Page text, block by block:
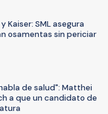
Kaiser: SML asegura
osamentas sin periciar
de salud": Matthei
a que un candidato de